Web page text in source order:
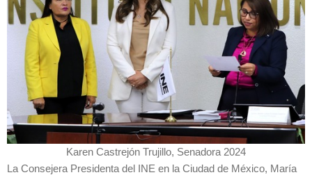
Karen Castrejón Trujillo, Senadora 2024
La Consejera Presidenta del INE en la Ciudad de México, María